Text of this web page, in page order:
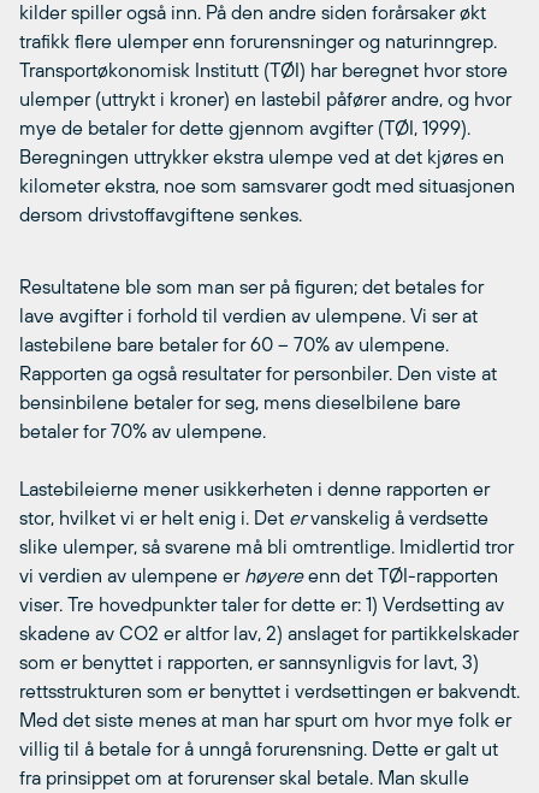
kilder spiller også inn. På den andre siden forårsaker økt
trafikk flere ulemper enn forurensninger og naturinngrep.
Transportøkonomisk Institutt (TØI) har beregnet hvor store
ulemper (uttrykt i kroner) en lastebil påfører andre, og hvor
mye de betaler for dette gjennom avgifter (TØI, 1999).
Beregningen uttrykker ekstra ulempe ved at det kjøres en
kilometer ekstra, noe som samsvarer godt med situasjonen
dersom drivstoffavgiftene senkes.
Resultatene ble som man ser på figuren; det betales for
lave avgifter i forhold til verdien av ulempene. Vi ser at
lastebilene bare betaler for 60 – 70% av ulempene.
Rapporten ga også resultater for personbiler. Den viste at
bensinbilene betaler for seg, mens dieselbilene bare
betaler for 70% av ulempene.
Lastebileierne mener usikkerheten i denne rapporten er
stor, hvilket vi er helt enig i. Det ervanskelig å verdsette
slike ulemper, så svarene må bli omtrentlige. Imidlertid tror
vi verdien av ulempene er høyereenn det TØI-rapporten
viser. Tre hovedpunkter taler for dette er: 1) Verdsetting av
skadene av CO2 er altfor lav, 2) anslaget for partikkelskader
som er benyttet i rapporten, er sannsynligvis for lavt, 3)
rettsstrukturen som er benyttet i verdsettingen er bakvendt.
Med det siste menes at man har spurt om hvor mye folk er
villig til å betale for å unngå forurensning. Dette er galt ut
fra prinsippet om at forurenser skal betale. Man skulle